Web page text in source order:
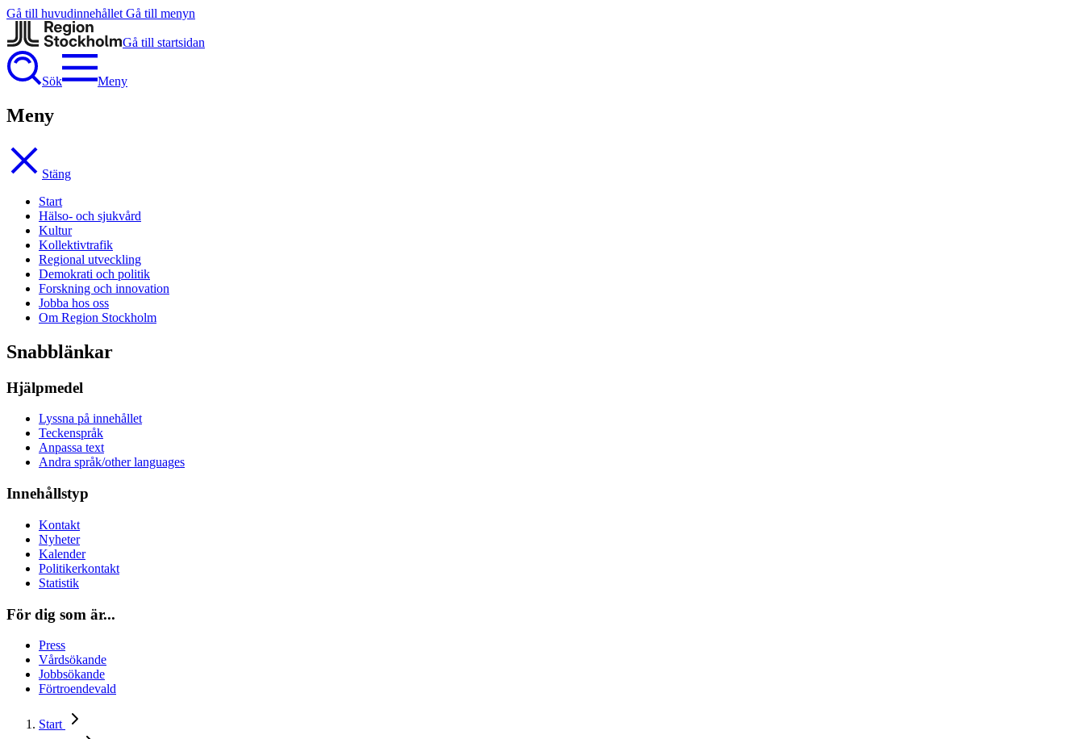
Gå till huvudinnehållet Gå till menyn
Gå till startsidan
Sök Meny
Meny
Stäng
Start
Hälso- och sjukvård
Kultur
Kollektivtrafik
Regional utveckling
Demokrati och politik
Forskning och innovation
Jobba hos oss
Om Region Stockholm
Snabblänkar
Hjälpmedel
Lyssna på innehållet
Teckenspråk
Anpassa text
Andra språk/other languages
Innehållstyp
Kontakt
Nyheter
Kalender
Politikerkontakt
Statistik
För dig som är...
Press
Vårdsökande
Jobbsökande
Förtroendevald
Start